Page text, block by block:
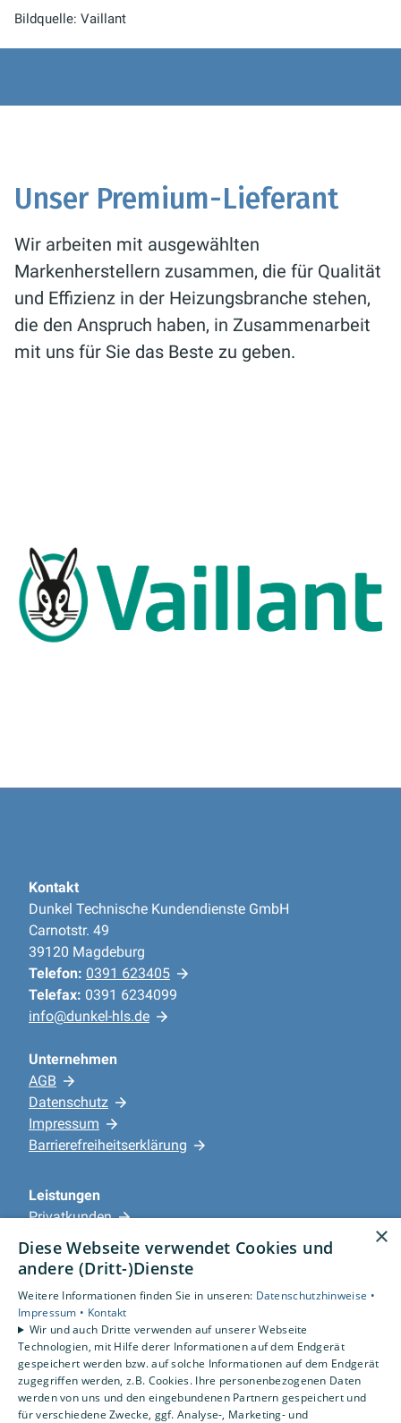
Bildquelle: Vaillant
Unser Premium-Lieferant
Wir arbeiten mit ausgewählten
Markenherstellern zusammen, die für Qualität
und Effizienz in der Heizungsbranche stehen,
die den Anspruch haben, in Zusammenarbeit
mit uns für Sie das Beste zu geben.
Kontakt
Dunkel Technische Kundendienste GmbH
Carnotstr. 49
39120 Magdeburg
Telefon: 0391 623405
Telefax: 0391 6234099
info@dunkel-hls.de
Unternehmen
AGB
Datenschutz
Impressum
Barrierefreiheitserklärung
Leistungen
Privatkunden
Gewerbekunden
Karriere
Unternehmen
Standorte
Magdeburg
×
Diese Webseite verwendet Cookies und
andere (Dritt-)Dienste
Weitere Informationen finden Sie in unseren: Datenschutzhinweise •
Impressum • Kontakt
Wir und auch Dritte verwenden auf unserer Webseite
Technologien, mit Hilfe derer Informationen auf dem Endgerät
gespeichert werden bzw. auf solche Informationen auf dem Endgerät
zugegriffen werden, z.B. Cookies. Ihre personenbezogenen Daten
werden von uns und den eingebundenen Partnern gespeichert und
für verschiedene Zwecke, ggf. Analyse-, Marketing- und